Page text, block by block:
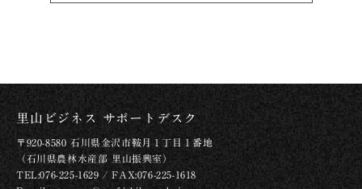
里山ビジネス サポートデスク
〒920-8580 石川県金沢市鞍月１丁目１番地
（石川県農林水産部 里山振興室）
TEL:076-225-1629 / FAX:076-225-1618